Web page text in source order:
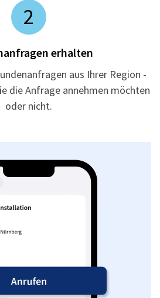
2
erhalten
aus Ihrer Region -
die Anfrage annehmen möchten
oder nicht.